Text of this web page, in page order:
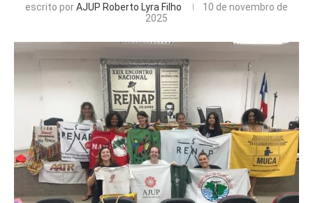
escrito porAJUP Roberto Lyra Filho
10 de novembro de
2025